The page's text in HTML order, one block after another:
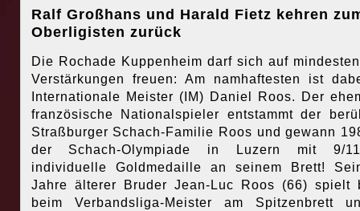
Ralf Großhans und Harald Fietz kehren
Oberligisten zurück
Die Rochade Kuppenheim darf sich auf
Verstärkungen freuen: Am namhaftesten ist
Internationale Meister (IM) Daniel Roos. Der
französische Nationalspieler entstammt der
Straßburger Schach-Familie Roos und gewann
der Schach-Olympiade in Luzern mit 9/
individuelle Goldmedaille an seinem Brett!
Jahre älterer Bruder Jean-Luc Roos (66) spielt
beim Verbandsliga-Meister am Spitzenbrett